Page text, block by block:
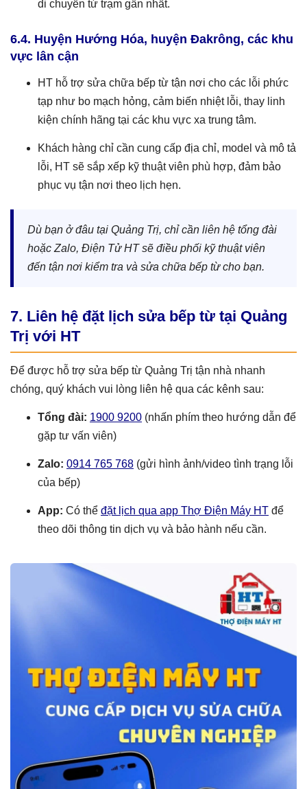
di chuyển từ trạm gần nhất.
6.4. Huyện Hướng Hóa, huyện Đakrông, các khu
vực lân cận
HT hỗ trợ sửa chữa bếp từ tận nơi cho các lỗi phức
tạp như bo mạch hỏng, cảm biến nhiệt lỗi, thay linh
kiện chính hãng tại các khu vực xa trung tâm.
Khách hàng chỉ cần cung cấp địa chỉ, model và mô tả
lỗi, HT sẽ sắp xếp kỹ thuật viên phù hợp, đảm bảo
phục vụ tận nơi theo lịch hẹn.
Dù bạn ở đâu tại Quảng Trị, chỉ cần liên hệ tổng đài
hoặc Zalo, Điện Tử HT sẽ điều phối kỹ thuật viên
đến tận nơi kiểm tra và sửa chữa bếp từ cho bạn.
7. Liên hệ đặt lịch sửa bếp từ tại Quảng
Trị với HT
Để được hỗ trợ sửa bếp từ Quảng Trị tận nhà nhanh
chóng, quý khách vui lòng liên hệ qua các kênh sau:
Tổng đài: 1900 9200 (nhấn phím theo hướng dẫn để
gặp tư vấn viên)
Zalo: 0914 765 768 (gửi hình ảnh/video tình trạng lỗi
của bếp)
App: Có thể đặt lịch qua app Thợ Điện Máy HT để
theo dõi thông tin dịch vụ và bảo hành nếu cần.